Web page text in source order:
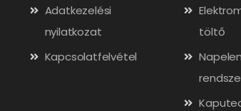
Adatkezelési
nyilatkozat
Kapcsolatfelvétel
töltő